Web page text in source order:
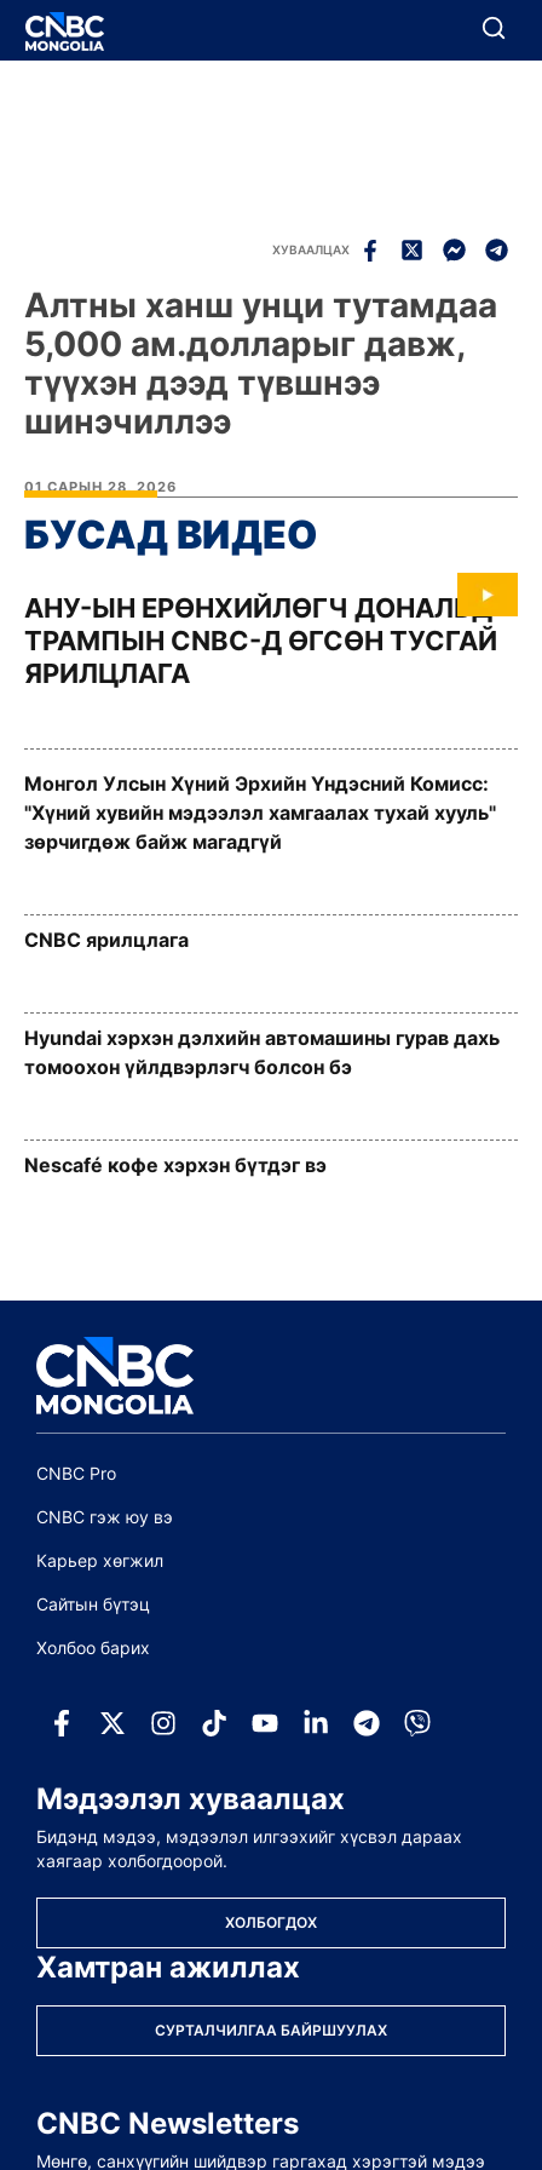
BREAKING
Цуцлах
ХУВААЛЦАХ
Алтны ханш унци тутамдаа
5,000 ам.долларыг давж,
түүхэн дээд түвшнээ
шинэчиллээ
01 САРЫН 28, 2026
БУСАД ВИДЕО
АНУ-ЫН ЕРӨНХИЙЛӨГЧ ДОНАЛЬД
ТРАМПЫН CNBC-Д ӨГСӨН ТУСГАЙ
ЯРИЛЦЛАГА
Монгол Улсын Хүний Эрхийн Үндэсний Комисс:
"Хүний хувийн мэдээлэл хамгаалах тухай хууль"
зөрчигдөж байж магадгүй
CNBC ярилцлага
Hyundai хэрхэн дэлхийн автомашины гурав дахь
томоохон үйлдвэрлэгч болсон бэ
Nescafé кофе хэрхэн бүтдэг вэ
CNBC Pro
CNBC гэж юу вэ
Карьер хөгжил
Сайтын бүтэц
Холбоо барих
Мэдээлэл хуваалцах
Бидэнд мэдээ, мэдээлэл илгээхийг хүсвэл дараах
хаягаар холбогдоорой.
ХОЛБОГДОХ
Хамтран ажиллах
СУРТАЛЧИЛГАА БАЙРШУУЛАХ
CNBC Newsletters
Мөнгө, санхүүгийн шийдвэр гаргахад хэрэгтэй мэдээ